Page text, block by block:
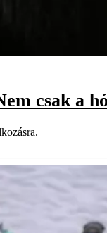
csak a